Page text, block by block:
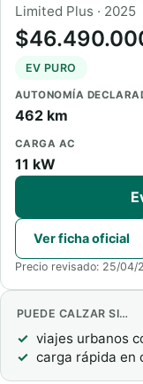
Limited Plus · 2025
EV PURO
AUTONOMÍA
462 km
CARGA AC
11 kW
Ver ficha oficial
Precio revisado: 25/
PUEDE CALZAR SI…
viajes urbanos
carga rápida en